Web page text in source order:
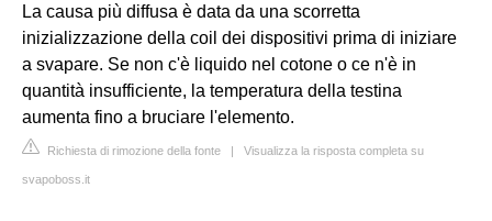
La causa più diffusa è data da una scorretta
inizializzazione della coil dei dispositivi prima di iniziare
a svapare. ​​​​​​​Se non c'è liquido nel cotone o ce n'è in
quantità insufficiente, la temperatura della testina
aumenta fino a bruciare l'elemento.
Richiesta di rimozione della fonte | Visualizza la risposta completa su
svapoboss.it